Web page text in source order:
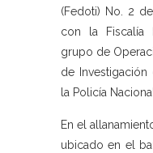
(Fedoti) No. 2
con la Fiscalía
grupo de
de
la Policía
En el
ubicado en el